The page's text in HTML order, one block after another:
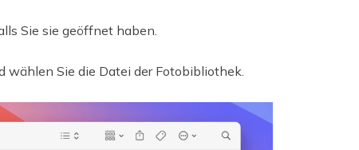
Sie sie geöffnet haben.
wählen Sie die Datei der Fotobibliothek.